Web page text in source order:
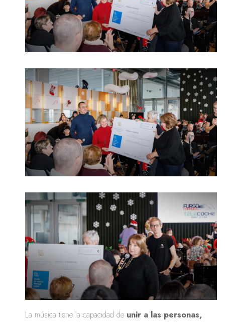
La música tiene la capacidad de unir a las personas,